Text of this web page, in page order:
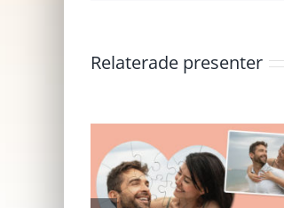
Relaterade presenter